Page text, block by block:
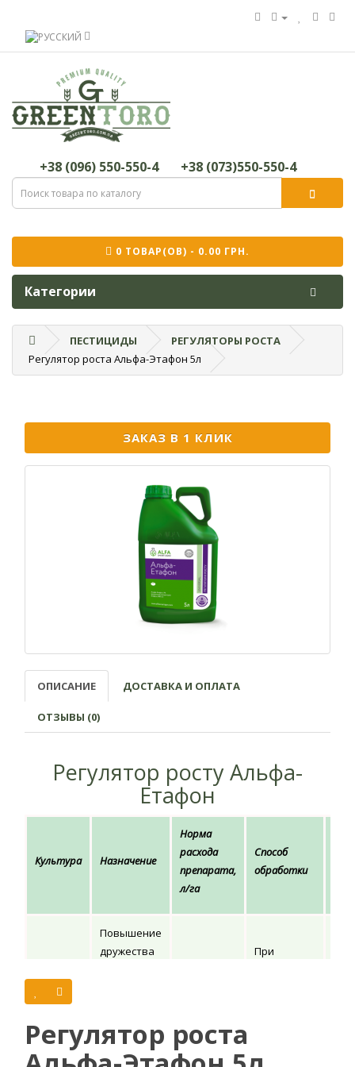
+38 (096) 550-550-4 +38 (073)550-550-4
0 ТОВАР(ОВ) - 0.00 ГРН.
Категории
ПЕСТИЦИДЫ
РЕГУЛЯТОРЫ РОСТА
Регулятор роста Альфа-Этафон 5л
ЗАКАЗ В 1 КЛИК
ОПИСАНИЕ ДОСТАВКА И ОПЛАТА
ОТЗЫВЫ (0)
Регулятор росту Альфа-
Етафон
Культура Назначение
Норма
расхода
препарата,
л/га
Способ
обработки
Томаты
Повышение
дружества
При
Альфа-этафон - регулятор роста, который способствует
Регулятор роста